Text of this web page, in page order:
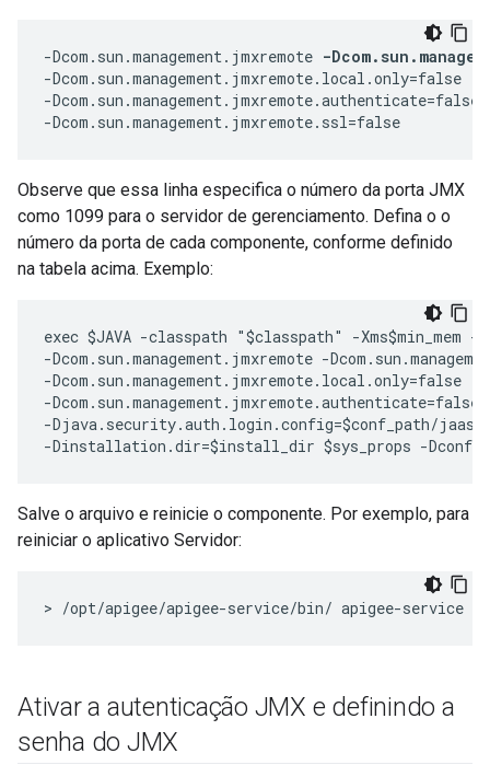
-Dcom.sun.management.jmxremote -
-Dcom.sun.management.jmxremote.local.only=false
-Dcom.sun.management.jmxremote.authenticate=false
-Dcom.sun.management.jmxremote.ssl=false
Observe que essa linha especifica o número da porta JMX
como 1099 para o servidor de gerenciamento. Defina o o
número da porta de cada componente, conforme definido
na tabela acima. Exemplo:
exec $JAVA -classpath "$classpath" -Xms$min_mem -
-Dcom.sun.management.jmxremote -
-Dcom.sun.management.jmxremote.local.only=false
-
-Djava.security.auth.login.config=$conf_path/
-Dinstallation.dir=$install_dir $sys_props -
Salve o arquivo e reinicie o componente. Por exemplo, para
reiniciar o aplicativo Servidor:
> /opt/apigee/apigee-service/bin/ apigee-service
Ativar a autenticação JMX e definindo a
senha do JMX